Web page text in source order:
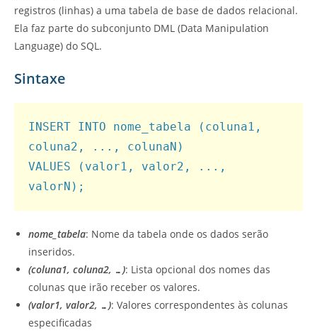
registros (linhas) a uma tabela de base de dados relacional.
Ela faz parte do subconjunto DML (Data Manipulation
Language) do SQL.
Sintaxe
INSERT INTO nome_tabela (coluna1,
coluna2, ..., colunaN)
VALUES (valor1, valor2, ...,
valorN);
nome_tabela: Nome da tabela onde os dados serão
inseridos.
(coluna1, coluna2, …): Lista opcional dos nomes das
colunas que irão receber os valores.
(valor1, valor2, …): Valores correspondentes às colunas
especificadas